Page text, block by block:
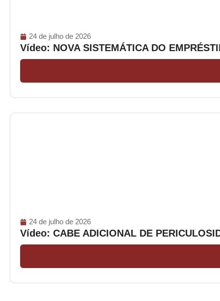
24 de julho de 2026
Vídeo: NOVA SISTEMÁTICA DO
24 de julho de 2026
Vídeo: CABE ADICIONAL DE